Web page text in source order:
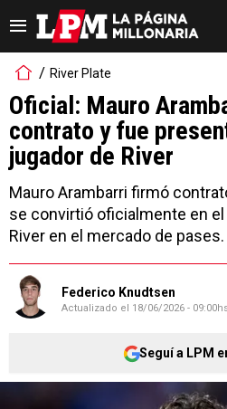
River Plate
Oficial: Mauro
contrato y fue
jugador de River
Mauro Arambarri firmó
se convirtió oficialmente en
River en el mercado de pases.
Federico Knudtsen
Actualizado el 18/06/2026 -
Seguí a LPM